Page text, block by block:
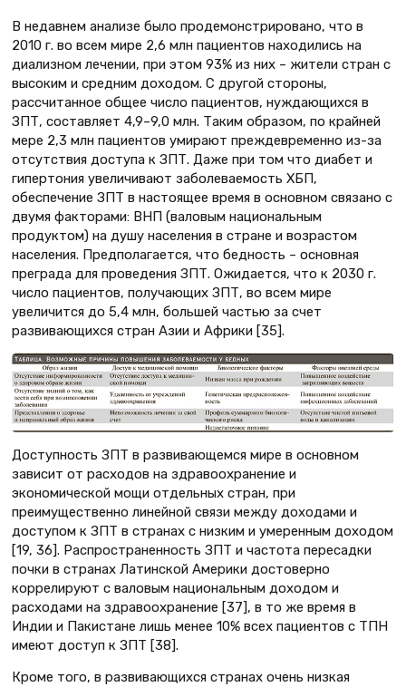
В недавнем анализе было продемонстрировано, что в
2010 г. во всем мире 2,6 млн пациентов находились на
диализном лечении, при этом 93% из них – жители стран с
высоким и средним доходом. С другой стороны,
рассчитанное общее число пациентов, нуждающихся в
ЗПТ, составляет 4,9–9,0 млн. Таким образом, по крайней
мере 2,3 млн пациентов умирают преждевременно из-за
отсутствия доступа к ЗПТ. Даже при том что диабет и
гипертония увеличивают заболеваемость ХБП,
обеспечение ЗПТ в настоящее время в основном связано с
двумя факторами: ВНП (валовым национальным
продуктом) на душу населения в стране и возрастом
населения. Предполагается, что бедность – основная
преграда для проведения ЗПТ. Ожидается, что к 2030 г.
число пациентов, получающих ЗПТ, во всем мире
увеличится до 5,4 млн, большей частью за счет
развивающихся стран Азии и Африки [35].
Доступность ЗПТ в развивающемся мире в основном
зависит от расходов на здравоохранение и
экономической мощи отдельных стран, при
преимущественно линейной связи между доходами и
доступом к ЗПТ в странах с низким и умеренным доходом
[19, 36]. Распространенность ЗПТ и частота пересадки
почки в странах Латинской Америки достоверно
коррелируют с валовым национальным доходом и
расходами на здравоохранение [37], в то же время в
Индии и Пакистане лишь менее 10% всех пациентов с ТПН
имеют доступ к ЗПТ [38].
Кроме того, в развивающихся странах очень низкая